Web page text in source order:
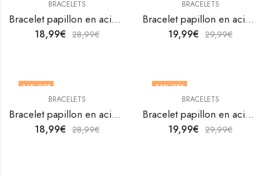
BRACELETS
Bracelet papillon en acier inoxydable plaqué or 18K de V&F Jewellers
18,99€ 28,99€
BRACELETS
Bracelet papillon en acier inoxydable plaqué or 18K de V&F Jewellers
19,99€ 29,99€
34% OFF
BRACELETS
Bracelet papillon en acier inoxydable plaqué or 18K de V&F Jewellers
18,99€ 28,99€
33% OFF
BRACELETS
Bracelet papillon en acier inoxydable plaqué or 18K de V&F Jewellers
19,99€ 29,99€